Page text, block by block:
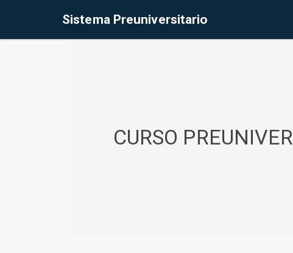
Sistema Preuniversitario
CURSO